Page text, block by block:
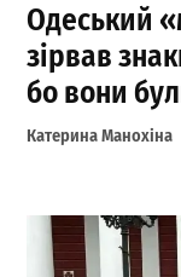
Одеський
зірвав
бо вони
Катерина Манохіна